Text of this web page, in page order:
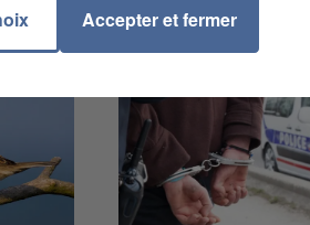
Accepter et fermer